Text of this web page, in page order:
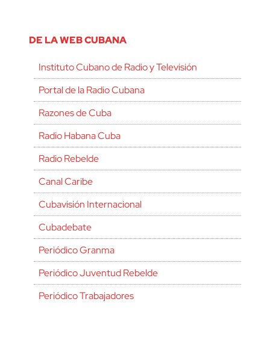
DE LA WEB CUBANA
Instituto Cubano de Radio y Televisión
Portal de la Radio Cubana
Razones de Cuba
Radio Habana Cuba
Radio Rebelde
Canal Caribe
Cubavisión Internacional
Cubadebate
Periódico Granma
Periódico Juventud Rebelde
Periódico Trabajadores